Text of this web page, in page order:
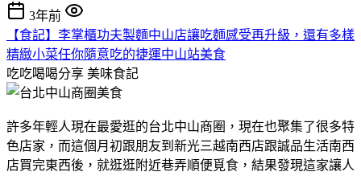
3年前
【食記】李掌櫃功夫製麵中山店讓吃麵感受再升級，還有多樣
精緻小菜任你隨意吃的捷運中山站美食
吃吃喝喝分享 美味食記
許多年輕人現在最愛逛的台北中山商圈，現在也聚集了很多特
色店家，而這個月初跟朋友到新光三越南西店跟誠品生活南西
店買完東西後，就逛逛附近巷弄順便覓食，結果發現這家讓人